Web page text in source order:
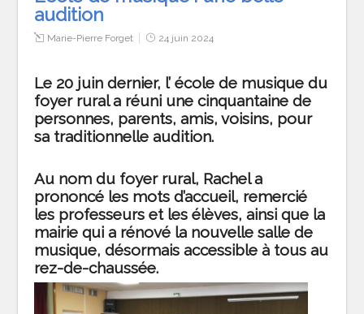
audition
Marie-Pierre Forget 24 juin 2024
Le 20 juin dernier, l’ école de musique du
foyer rural a réuni une cinquantaine de
personnes, parents, amis, voisins, pour
sa traditionnelle audition.
Au nom du foyer rural, Rachel a
prononcé les mots d’accueil, remercié
les professeurs et les élèves, ainsi que la
mairie qui a rénové la nouvelle salle de
musique, désormais accessible à tous au
rez-de-chaussée.